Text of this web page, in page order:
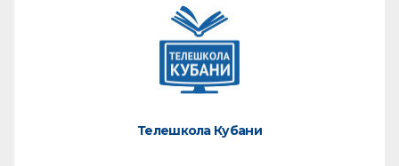
Телешкола Кубани